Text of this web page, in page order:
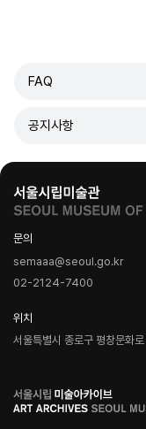
FAQ
공지사항
문의
semaaa@seoul.go.kr
02-2124-7400
위치
서울특별시 종로구 평창문화
로
고